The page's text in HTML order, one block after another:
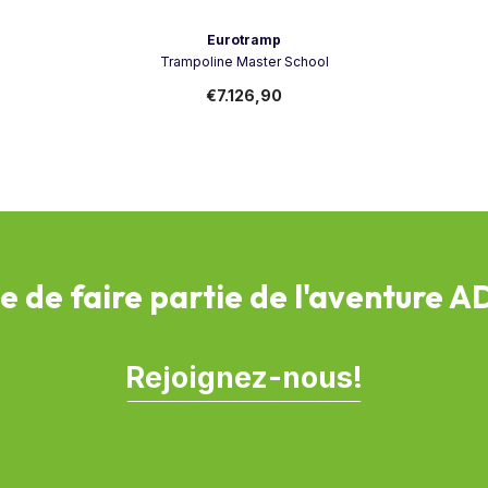
Eurotramp
Trampoline Master School
€7.126,90
de faire partie de l'aventure
Rejoignez-nous!